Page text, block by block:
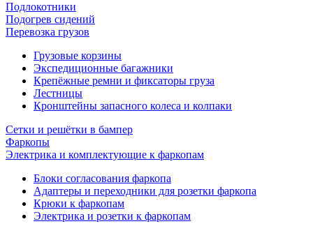
Подлокотники
Подогрев сидений
Перевозка грузов
Грузовые корзины
Экспедиционные багажники
Крепёжные ремни и фиксаторы груза
Лестницы
Кронштейны запасного колеса и колпаки
Сетки и решётки в бампер
Фаркопы
Электрика и комплектующие к фаркопам
Блоки согласования фаркопа
Адаптеры и переходники для розетки фаркопа
Крюки к фаркопам
Электрика и розетки к фаркопам